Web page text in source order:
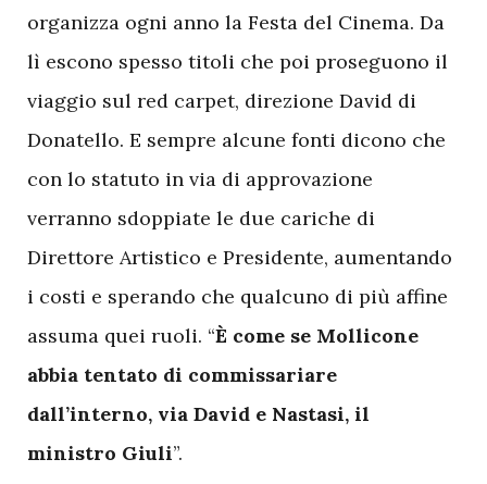
organizza ogni anno la Festa del Cinema. Da
lì escono spesso titoli che poi proseguono il
viaggio sul red carpet, direzione David di
Donatello. E sempre alcune fonti dicono che
con lo statuto in via di approvazione
verranno sdoppiate le due cariche di
Direttore Artistico e Presidente, aumentando
i costi e sperando che qualcuno di più affine
assuma quei ruoli. “È come se Mollicone
abbia tentato di commissariare
dall’interno, via David e Nastasi, il
ministro Giuli”.